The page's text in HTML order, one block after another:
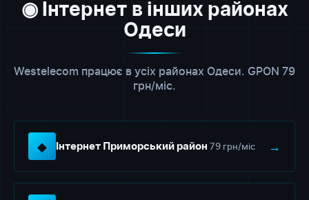
◉ Інтернет в інших районах
Одеси
Westelecom працює в усіх районах Одеси. GPON 79
грн/міс.
◆ Інтернет Приморський район 79 грн/міс →